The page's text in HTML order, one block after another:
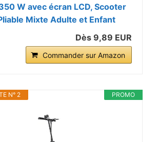
W avec écran LCD, Scooter
Mixte Adulte et Enfant
Dès 9,89 EUR
Commander sur Amazon
PROMO
N° 2